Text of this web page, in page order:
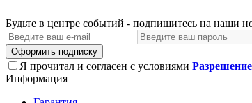
Будьте в центре событий - подпишитесь на наши
Оформить подписку
Я прочитал и согласен с условиями
Информация